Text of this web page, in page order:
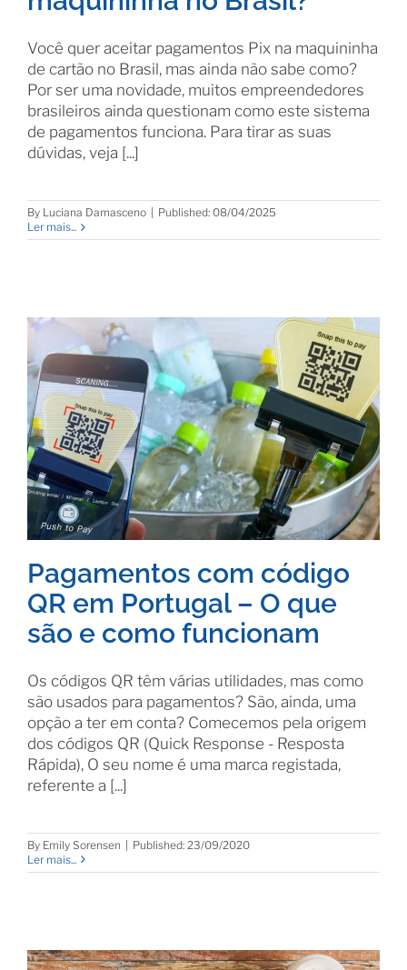
Você quer aceitar pagamentos Pix na maquininha
de cartão no Brasil, mas ainda não sabe como?
Por ser uma novidade, muitos empreendedores
brasileiros ainda questionam como este sistema
de pagamentos funciona. Para tirar as suas
dúvidas, veja [...]
By Luciana Damasceno
Published: 08/04/2025
Ler mais...
Pagamentos com código
QR em Portugal – O que
são e como funcionam
Os códigos QR têm várias utilidades, mas como
são usados para pagamentos? São, ainda, uma
opção a ter em conta? Comecemos pela origem
dos códigos QR (Quick Response - Resposta
Rápida), O seu nome é uma marca registada,
referente a [...]
By Emily Sorensen
Published: 23/09/2020
Ler mais...